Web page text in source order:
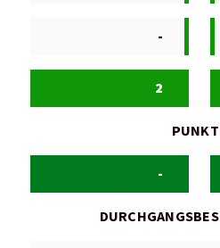
-
2
-